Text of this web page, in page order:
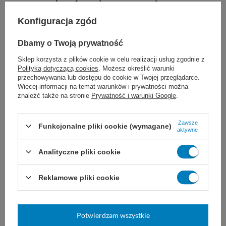
ogólne przybliżenie tkanek miękkich
chirurgia sercowo-naczyniowa
chirurgia okulistyczna
Dobór nici JOST zależy od ogólnego stanu
pacjenta, wielkości uszkodzonej tkanki i rany,
a także od wybranej techniki i doświadczenia
Konfiguracja zgód
Dbamy o Twoją prywatność
Sklep korzysta z plików cookie w celu realizacji usług zgodnie z
Polityką dotyczącą cookies . Możesz określić warunki
przechowywania lub dostępu do cookie w Twojej przeglądarce.
Więcej informacji na temat warunków i prywatności można
znaleźć także na stronie Prywatność i warunki Google
Funkcjonalne pliki cookie (wymagane)
Zawsze
aktywne
Analityczne pliki cookie
Reklamowe pliki cookie
Potwierdzam wszystkie